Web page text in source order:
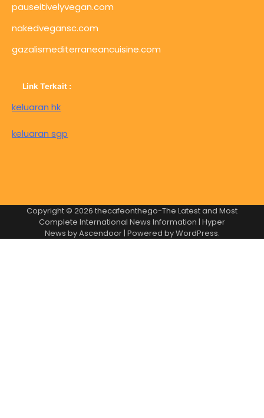
pauseitivelyvegan.com
nakedvegansc.com
gazalismediterraneancuisine.com
Link Terkait :
keluaran hk
keluaran sgp
Copyright © 2026 thecafeonthego-The Latest and Most
Complete International News Information | Hyper
News byAscendoor| Powered byWordPress.